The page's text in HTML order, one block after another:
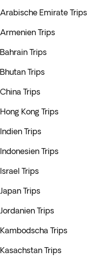
Arabische Emirate Trips
Armenien Trips
Bahrain Trips
Bhutan Trips
China Trips
Hong Kong Trips
Indien Trips
Indonesien Trips
Israel Trips
Japan Trips
Jordanien Trips
Kambodscha Trips
Kasachstan Trips